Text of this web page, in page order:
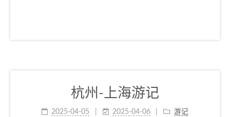
杭州-上海游记
2025-04-05 2025-04-06 游记